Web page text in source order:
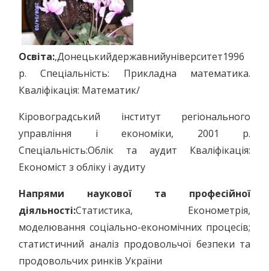
Освіта:,Донецькийдержавнийуніверситет1996
р. Спеціальність: Прикладна математика.
Кваліфікація: Математик/
Кіровоградський інститут регіонального
управління і економіки, 2001 р.
Спеціальність:Облік та аудит Кваліфікація:
Економіст з обліку і аудиту
Напрями наукової та професійної
діяльності:Статистика, Економетрія,
моделювання соціально-економічних процесів;
статистичний аналіз продовольчої безпеки та
продовольчих ринків України